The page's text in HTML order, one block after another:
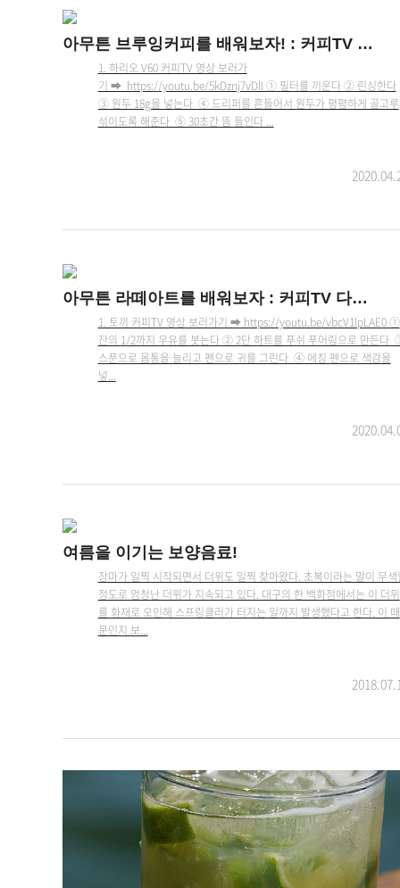
아무튼 브루잉커피를 배워보자! : 커피TV 다시보기 시리즈
1. 하리오 V60 커피TV 영상 보러가
기 ➡ https://youtu.be/5kDznj7vDlI ① 필터를 끼운다 ② 린싱한다
③ 원두 18g을 넣는다 ④ 드리퍼를 흔들어서 원두가 평평하게 골고루
섞이도록 해준다 ⑤ 30초간 뜸 들인다 ...
아무튼 라떼아트를 배워보자 : 커피TV 다시보기 시리즈
1. 토끼 커피TV 영상 보러가기 ➡ https://youtu.be/vbcV1lpLAE0 ①
잔의 1/2까지 우유를 붓는다 ② 2단 하트를 푸쉬 푸어링으로 만든다
스푼으로 몸통을 늘리고 펜으로 귀를 그린다 ④ 에칭 펜으로 색감을
넣...
여름을 이기는 보양음료!
장마가 일찍 시작되면서 더위도 일찍 찾아왔다. 초복이라는 말이 무색
정도로 엄청난 더위가 지속되고 있다. 대구의 한 백화점에서는 이 더위
를 화재로 오인해 스프링클러가 터지는 일까지 발생했다고 한다. 이 때
문인지 보...